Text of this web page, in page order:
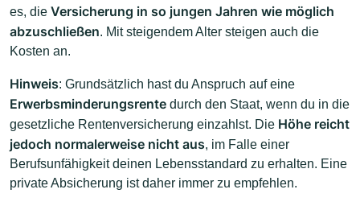
es, die Versicherung in so jungen Jahren wie möglich
abzuschließen. Mit steigendem Alter steigen auch die
Kosten an.
Hinweis: Grundsätzlich hast du Anspruch auf eine
Erwerbsminderungsrente durch den Staat, wenn du in die
gesetzliche Rentenversicherung einzahlst. Die Höhe reicht
jedoch normalerweise nicht aus, im Falle einer
Berufsunfähigkeit deinen Lebensstandard zu erhalten. Eine
private Absicherung ist daher immer zu empfehlen.